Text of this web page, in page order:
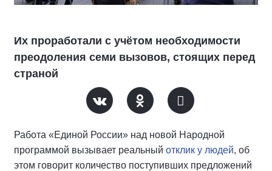
Их проработали с учётом необходимости
преодоления семи вызовов, стоящих перед
страной
Работа «Единой России» над новой Народной
программой вызывает реальный отклик у людей, об
этом говорит количество поступивших предложений